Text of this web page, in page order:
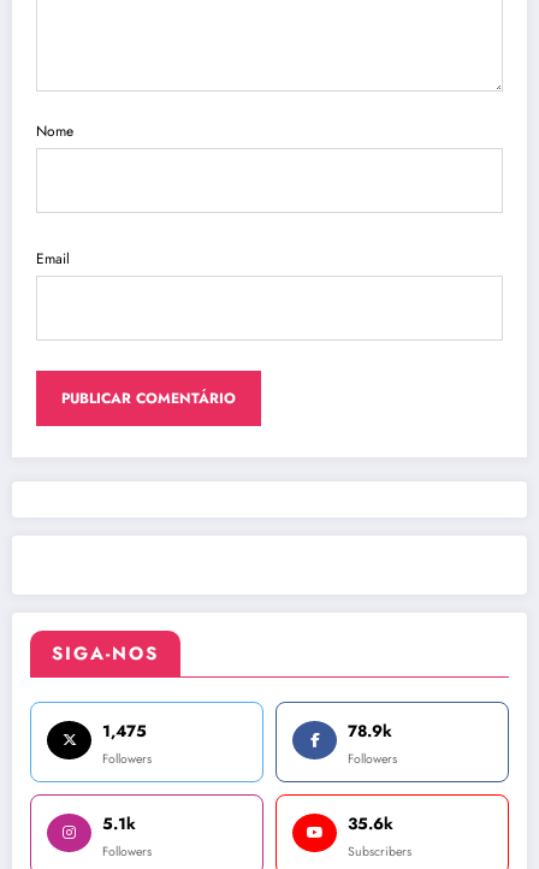
SIGA-NOS
1,475
Followers
78.9k
Followers
5.1k
Followers
35.6k
Subscribers
Nome
Email